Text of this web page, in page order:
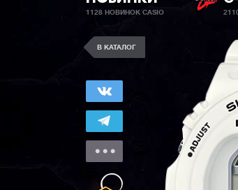
1128 НОВИНОК CASIO
В КАТАЛОГ